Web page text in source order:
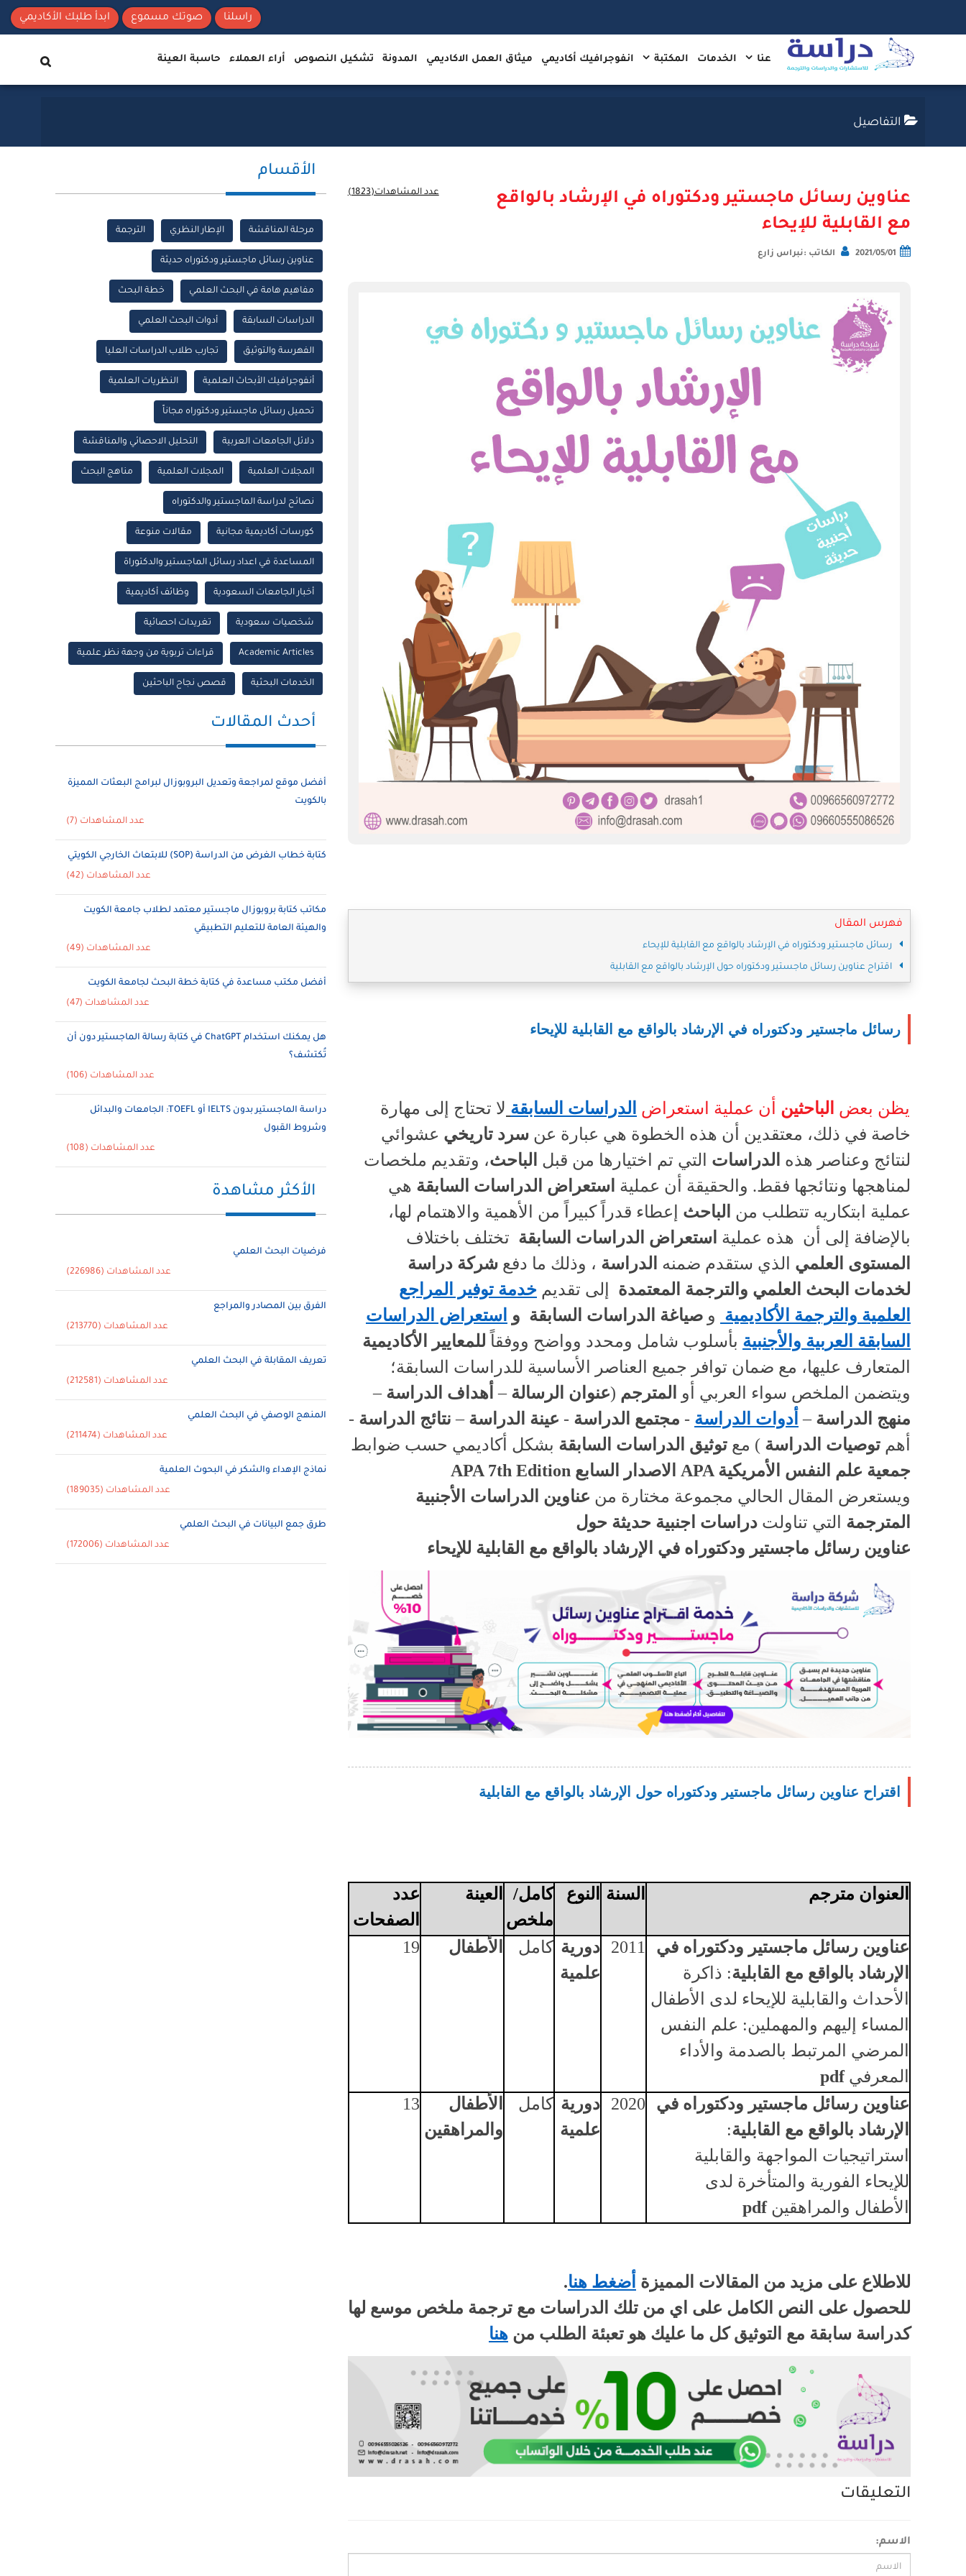
ابدأ طلبك الأكاديمي صوتك مسموع راسلنا
عنا الخدمات المكتبة انفوجرافيك أكاديمي ميثاق العمل الاكاديمي المدونة تشكيل النصوص أراء العملاء حاسبة العينة
التفاصيل
عناوين رسائل ماجستير ودكتوراه في الإرشاد بالواقع
مع القابلية للإيحاء
2021/05/01 الكاتب :نبراس زارع
عدد المشاهدات(1823)
فهرس المقال
رسائل ماجستير ودكتوراه في الإرشاد بالواقع مع القابلية للإيحاء
اقتراح عناوين رسائل ماجستير ودكتوراه حول الإرشاد بالواقع مع القابلية
رسائل ماجستير ودكتوراه في الإرشاد بالواقع مع القابلية للإيحاء
يظن بعض الباحثين أن عملية استعراض الدراسات السابقة لا تحتاج إلى مهارة
خاصة في ذلك، معتقدين أن هذه الخطوة هي عبارة عن سرد تاريخي عشوائي
لنتائج وعناصر هذه الدراسات التي تم اختيارها من قبل الباحث، وتقديم ملخصات
لمناهجها ونتائجها فقط. والحقيقة أن عملية استعراض الدراسات السابقة هي
عملية ابتكاريه تتطلب من الباحث إعطاء قدراً كبيراً من الأهمية والاهتمام لها،
بالإضافة إلى أن هذه عملية استعراض الدراسات السابقة تختلف باختلاف
المستوى العلمي الذي ستقدم ضمنه الدراسة ، وذلك ما دفع شركة دراسة
لخدمات البحث العلمي والترجمة المعتمدة إلى تقديم خدمة توفير المراجع
العلمية والترجمة الأكاديمية و صياغة الدراسات السابقة و استعراض الدراسات
السابقة العربية والأجنبية بأسلوب شامل ومحدد وواضح ووفقاً للمعايير الأكاديمية
المتعارف عليها، مع ضمان توافر جميع العناصر الأساسية للدراسات السابقة؛
ويتضمن الملخص سواء العربي أو
المترجم (عنوان الرسالة – أهداف الدراسة –
منهج الدراسة – أدوات الدراسة - مجتمع الدراسة - عينة الدراسة – نتائج الدراسة -
أهم توصيات الدراسة ) مع توثيق الدراسات السابقة بشكل أكاديمي حسب ضوابط
جمعية علم النفس الأمريكيةAPA الاصدار السابع APA 7th Edition
ويستعرض المقال الحالي مجموعة مختارة من عناوين الدراسات الأجنبية
المترجمة
التي تناولت دراسات اجنبية حديثة حول
عناوين رسائل ماجستير ودكتوراه في الإرشاد بالواقع مع القابلية للإيحاء
اقتراح عناوين رسائل ماجستير ودكتوراه حول الإرشاد بالواقع مع القابلية
العنوان مترجم السنة النوع
كامل/
ملخص
العينة
عدد
الصفحات
عناوين رسائل ماجستير ودكتوراه في
الإرشاد بالواقع مع القابلية: ذاكرة
الأحداث والقابلية للإيحاء لدى الأطفال
المساء إليهم والمهملين: علم النفس
المرضي المرتبط بالصدمة والأداء
المعرفيpdf
2011
دورية
علمية
كامل الأطفال 19
عناوين رسائل ماجستير ودكتوراه في
الإرشاد بالواقع مع القابلية:
استراتيجيات المواجهة والقابلية
للإيحاء الفورية والمتأخرة لدى
الأطفال والمراهقين pdf
2020
دورية
علمية
كامل
الأطفال
والمراهقين
13
للاطلاع على مزيد من المقالات المميزة أضغط هنا.
للحصول على النص الكامل على اي من تلك الدراسات مع ترجمة ملخص موسع لها
كدراسة سابقة مع التوثيق كل ما عليك هو تعبئة الطلب من هنا
التعليقات
الاسم:
الأقسام
مرحلة المناقشة الإطار النظري الترجمة
عناوين رسائل ماجستير ودكتوراه حديثة
مفاهيم هامة في البحث العلمي خطة البحث
الدراسات السابقة أدوات البحث العلمي
الفهرسة والتوثيق تجارب طلاب الدراسات العليا
أنفوجرافيك الأبحاث العلمية النظريات العلمية
تحميل رسائل ماجستير ودكتوراه مجاناً
دلائل الجامعات العربية التحليل الاحصائي والمناقشة
المجلات العلمية المجلات العلمية مناهج البحث
نصائح لدراسة الماجستير والدكتوراه
كورسات أكاديمية مجانية مقالات منوعة
المساعدة في اعداد رسائل الماجستير والدكتوراة
أخبار الجامعات السعودية وظائف أكاديمية
شخصيات سعودية تغريدات احصائية
Academic Articles قراءات تربوية من وجهة نظر علمية
الخدمات البحثية قصص نجاح الباحثين
أحدث المقالات
أفضل موقع لمراجعة وتعديل البروبوزال لبرامج البعثات المميزة
بالكويت
عدد المشاهدات (7)
كتابة خطاب الغرض من الدراسة (SOP) للابتعاث الخارجي الكويتي
عدد المشاهدات (42)
مكاتب كتابة بروبوزال ماجستير معتمد لطلاب جامعة الكويت
والهيئة العامة للتعليم التطبيقي
عدد المشاهدات (49)
أفضل مكتب مساعدة في كتابة خطة البحث لجامعة الكويت
عدد المشاهدات (47)
هل يمكنك استخدام ChatGPT في كتابة رسالة الماجستير دون أن
تُكتشف؟
عدد المشاهدات (106)
دراسة الماجستير بدون IELTS أو TOEFL: الجامعات والبدائل
وشروط القبول
عدد المشاهدات (108)
الأكثر مشاهدة
فرضيات البحث العلمي
عدد المشاهدات (226986)
الفرق بين المصادر والمراجع
عدد المشاهدات (213770)
تعريف المقابلة في البحث العلمي
عدد المشاهدات (212581)
المنهج الوصفي في البحث العلمي
عدد المشاهدات (211474)
نماذج الإهداء والشكر في البحوث العلمية
عدد المشاهدات (189035)
طرق جمع البيانات في البحث العلمي
عدد المشاهدات (172006)